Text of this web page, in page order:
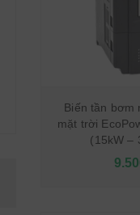
Biến tần bơm
mặt trời
(15kW –